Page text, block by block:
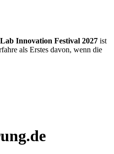
Innovation Festival 2027 ist
als Erstes davon, wenn die